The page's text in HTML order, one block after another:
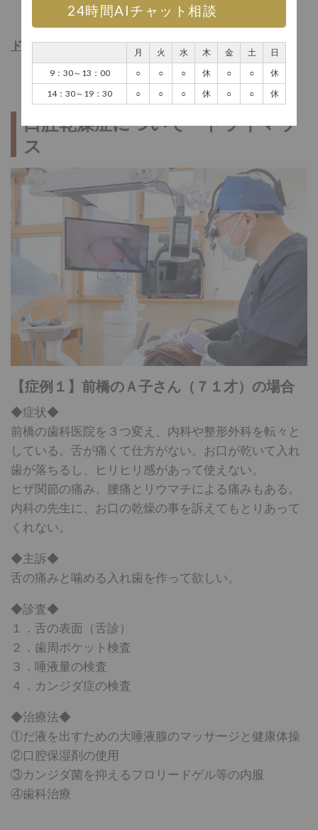
ドライマウス研究会のHPはこちら
口腔乾燥症について ドライマウ
ス
【症例１】前橋のＡ子さん（７１才）の場合
◆症状◆
前橋の歯科医院を３つ変え、内科や整形外科を転々と
している。舌が痛くて仕方がない。お口が乾いて入れ
歯が落ちるし、ヒリヒリ感があって使えない。
ヒザ関節の痛み、腰痛とリウマチによる痛みもある。
内科の先生に、お口の乾燥の事を訴えてもとりあって
くれない。
◆主訴◆
舌の痛みと噛める入れ歯を作って欲しい。
◆診査◆
１．舌の表面（舌診）
２．歯周ポケット検査
３．唾液量の検査
４．カンジダ症の検査
◆治療法◆
①だ液を出すための大唾液腺のマッサージと健康体操
②口腔保湿剤の使用
③カンジダ菌を抑えるフロリードゲル等の内服
④歯科治療
24時間AIチャット相談
月 火 水 木 金 土
日
9：30～13：00
○ ○ ○ 休 ○ ○
休
14：30～19：30
○ ○ ○ 休 ○ ○ 休